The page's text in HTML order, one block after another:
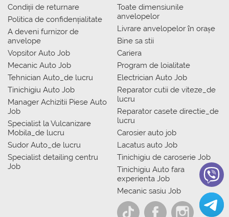
Condiții de returnare
Politica de confidențialitate
A deveni furnizor de
anvelope
Vopsitor Auto Job
Mecanic Auto Job
Tehnician Auto_de lucru
Tinichigiu Auto Job
Manager Achizitii Piese Auto
Job
Specialist la Vulcanizare
Mobila_de lucru
Sudor Auto_de lucru
Specialist detailing centru
Job
Toate dimensiunile
anvelopelor
Livrare anvelopelor în orașe
Bine sa stii
Cariera
Program de loialitate
Electrician Auto Job
Reparator cutii de viteze_de
lucru
Reparator casete directie_de
lucru
Carosier auto job
Lacatus auto Job
Tinichigiu de caroserie Job
Tinichigiu Auto fara
experienta Job
Mecanic sasiu Job